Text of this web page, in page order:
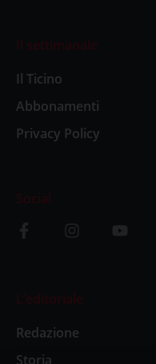
Il settimanale
Il Ticino
Abbonamenti
Privacy Policy
Social
L’editoriale
Redazione
Storia